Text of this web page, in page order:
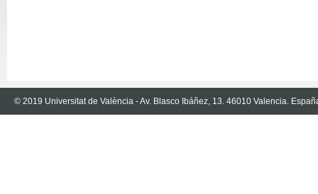
© 2019 Universitat de València - Av. Blasco Ibáñez, 13. 46010 Valencia.